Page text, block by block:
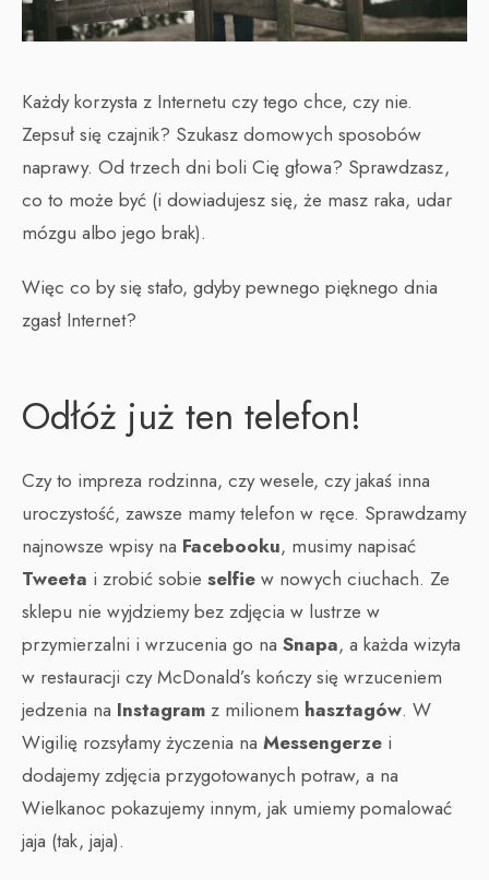
Każdy korzysta z Internetu czy tego chce, czy nie.
Zepsuł się czajnik? Szukasz domowych sposobów
naprawy. Od trzech dni boli Cię głowa? Sprawdzasz,
co to może być (i dowiadujesz się, że masz raka, udar
mózgu albo jego brak).
Więc co by się stało, gdyby pewnego pięknego dnia
zgasł Internet?
Odłóż już ten telefon!
Czy to impreza rodzinna, czy wesele, czy jakaś inna
uroczystość, zawsze mamy telefon w ręce. Sprawdzamy
najnowsze wpisy na Facebooku, musimy napisać
Tweeta i zrobić sobie selfie w nowych ciuchach. Ze
sklepu nie wyjdziemy bez zdjęcia w lustrze w
przymierzalni i wrzucenia go na Snapa, a każda wizyta
w restauracji czy McDonald’s kończy się wrzuceniem
jedzenia na Instagram z milionem hasztagów. W
Wigilię rozsyłamy życzenia na Messengerze i
dodajemy zdjęcia przygotowanych potraw, a na
Wielkanoc pokazujemy innym, jak umiemy pomalować
jaja (tak, jaja).